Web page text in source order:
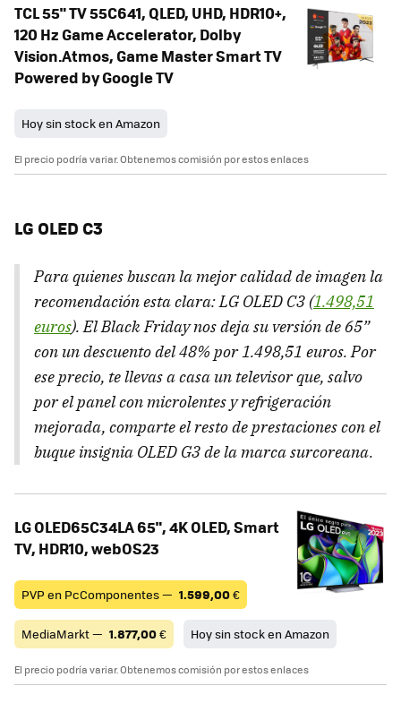
TCL 55" TV 55C641, QLED, UHD, HDR10+,
120 Hz Game Accelerator, Dolby
Vision.Atmos, Game Master Smart TV
Powered by Google TV
Hoy sin stock en Amazon
El precio podría variar. Obtenemos comisión por estos enlaces
LG OLED C3
Para quienes buscan la mejor calidad de imagen la
recomendación esta clara: LG OLED C3 (1.498,51
euros). El Black Friday nos deja su versión de 65”
con un descuento del 48% por 1.498,51 euros. Por
ese precio, te llevas a casa un televisor que, salvo
por el panel con microlentes y refrigeración
mejorada, comparte el resto de prestaciones con el
buque insignia OLED G3 de la marca surcoreana.
LG OLED65C34LA 65", 4K OLED, Smart
TV, HDR10, webOS23
PVP en PcComponentes — 1.599,00€
MediaMarkt — 1.877,00€ Hoy sin stock en Amazon
El precio podría variar. Obtenemos comisión por estos enlaces